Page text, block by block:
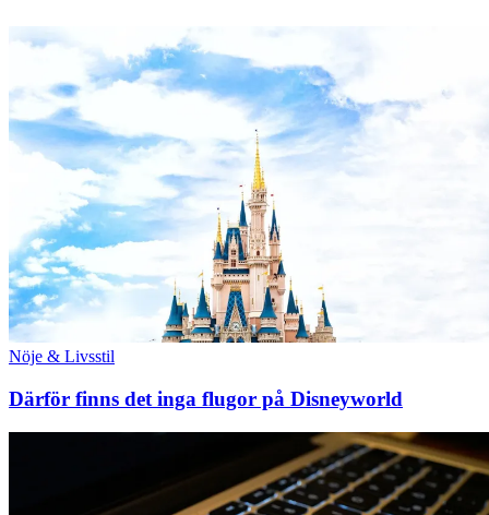
Nöje & Livsstil
Därför finns det inga flugor på Disneyworld